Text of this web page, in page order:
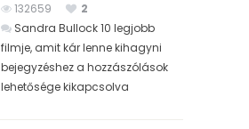
132659
2
Sandra Bullock 10 legjobb
filmje, amit kár lenne kihagyni
bejegyzéshez a hozzászólások
lehetősége kikapcsolva